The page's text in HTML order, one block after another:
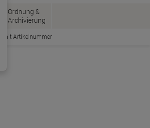
Ordnung &
Archivierung
mit Artikelnummer